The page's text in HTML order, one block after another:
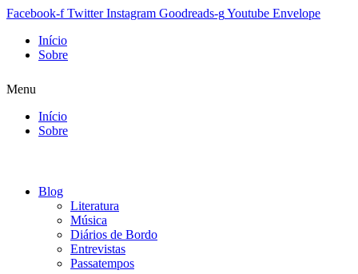
Facebook-f Twitter Instagram Goodreads-gYoutube Envelope
Início
Sobre
Menu
Início
Sobre
Blog
Literatura
Música
Diários de Bordo
Entrevistas
Passatempos